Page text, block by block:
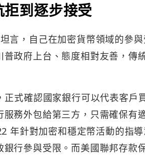
到逐步接受
言，自己在加密貨幣領域的參
政府上台、態度相對友善，傳
式確認國家銀行可以代表客戶
務外包給第三方，只需確保有
年針對加密和穩定幣活動的指
行參與受限。而美國聯邦存款